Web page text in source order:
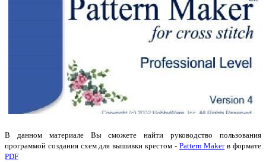
В данном материале Вы сможете найти руководство пользования
программой создания схем для вышивки крестом - Pattern Makerв формате
PDF